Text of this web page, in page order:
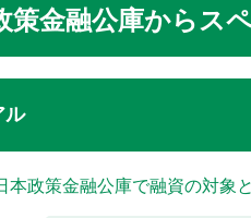
策金融公庫からス
ル
本政策金融公庫で融資の対象